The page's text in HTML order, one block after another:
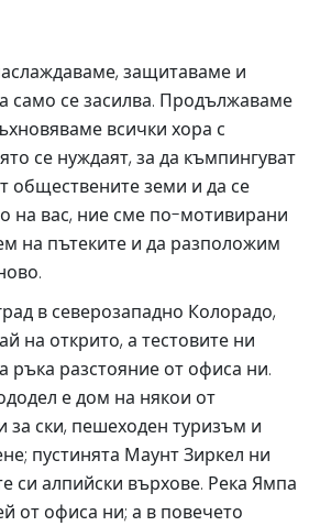
защитаваме и
само се засилва. Продължаваме
всички хора с
се нуждаят, за да къмпингуват
обществените земи и да се
на вас, ние сме по-мотивирани
на пътеките и да разположим
в северозападно Колорадо,
на открито, а тестовите ни
ръка разстояние от офиса ни.
е дом на някои от
ски, пешеходен туризъм и
пустинята Маунт Зиркел ни
си алпийски върхове. Река Ямпа
от офиса ни; а в повечето